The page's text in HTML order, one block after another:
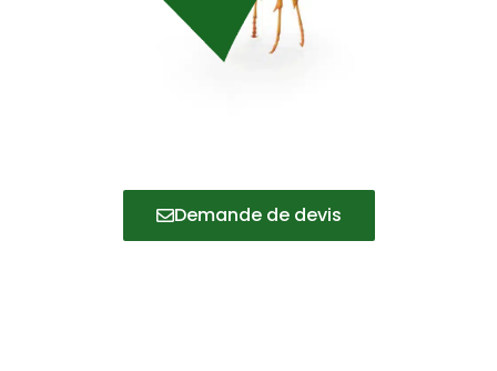
Demande de devis